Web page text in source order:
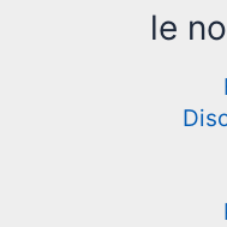
le